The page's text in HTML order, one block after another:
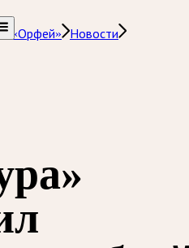
«Орфей»
Новости